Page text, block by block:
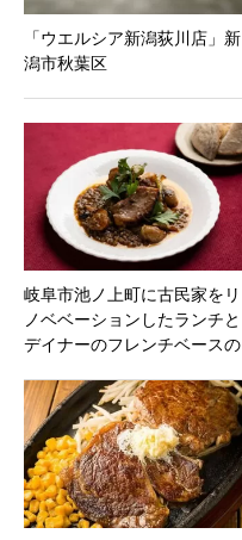
「ウエルシア新潟荻川店」新
潟市秋葉区
岐阜市池ノ上町に古民家をリ
ノベベーションしたランチと
デイナーのフレンチベースの⁡⁡
ン FQ」オープン